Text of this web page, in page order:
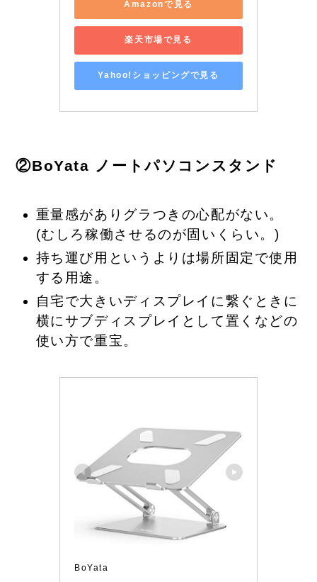
Amazonで見る
楽天市場で見る
Yahoo!ショッピングで見る
②BoYata ノートパソコンスタンド
重量感がありグラつきの心配がない。
(むしろ稼働させるのが固いくらい。)
持ち運び用というよりは場所固定で使用
する用途。
自宅で大きいディスプレイに繋ぐときに
横にサブディスプレイとして置くなどの
使い方で重宝。
BoYata